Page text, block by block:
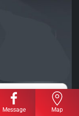
Message Map